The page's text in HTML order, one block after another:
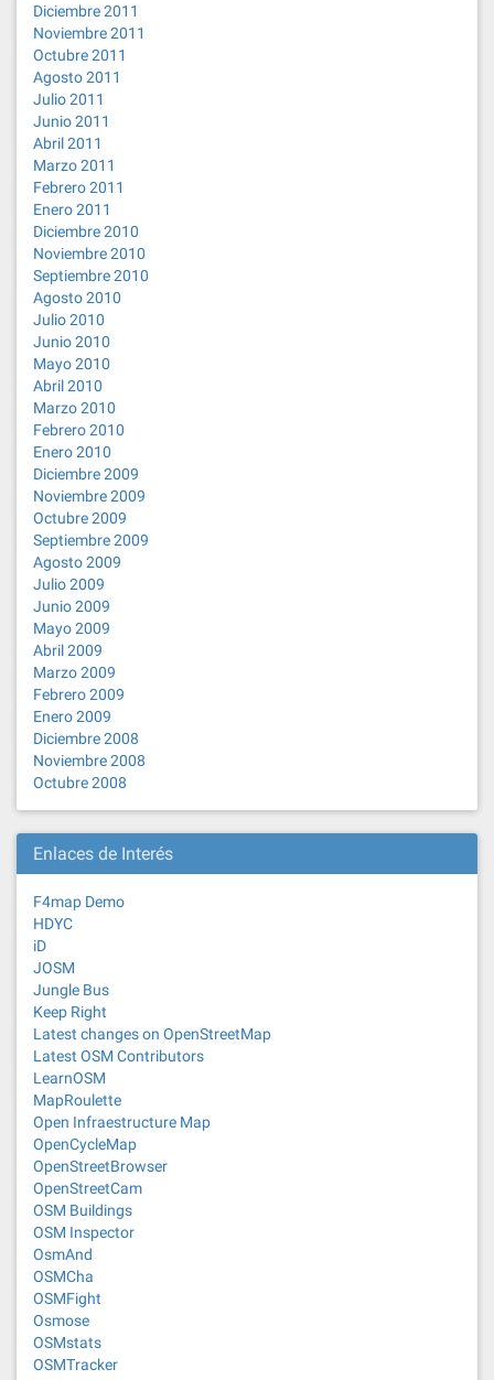
Diciembre 2011
Noviembre 2011
Octubre 2011
Agosto 2011
Julio 2011
Junio 2011
Abril 2011
Marzo 2011
Febrero 2011
Enero 2011
Diciembre 2010
Noviembre 2010
Septiembre 2010
Agosto 2010
Julio 2010
Junio 2010
Mayo 2010
Abril 2010
Marzo 2010
Febrero 2010
Enero 2010
Diciembre 2009
Noviembre 2009
Octubre 2009
Septiembre 2009
Agosto 2009
Julio 2009
Junio 2009
Mayo 2009
Abril 2009
Marzo 2009
Febrero 2009
Enero 2009
Diciembre 2008
Noviembre 2008
Octubre 2008
Enlaces de Interés
F4map Demo
HDYC
iD
JOSM
Jungle Bus
Keep Right
Latest changes on OpenStreetMap
Latest OSM Contributors
LearnOSM
MapRoulette
Open Infraestructure Map
OpenCycleMap
OpenStreetBrowser
OpenStreetCam
OSM Buildings
OSM Inspector
OsmAnd
OSMCha
OSMFight
Osmose
OSMstats
OSMTracker